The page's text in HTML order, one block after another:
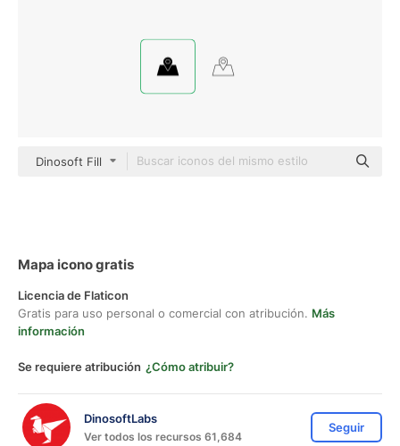
Dinosoft Fill
Mapa icono gratis
Licencia de Flaticon
Gratis para uso personal o comercial con atribución. Más
información
Se requiere atribución ¿Cómo atribuir?
DinosoftLabs
Ver todos los recursos 61,684
Seguir